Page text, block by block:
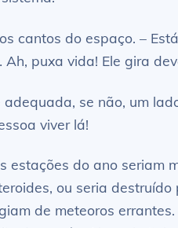
cantos do espaço. –
puxa vida! Ele gira
se não, um
viver lá!
do ano seriam
ou seria
de meteoros